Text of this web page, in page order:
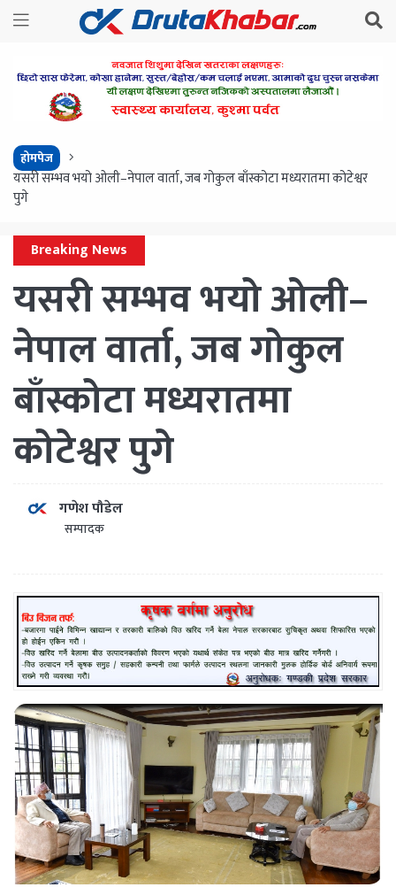
होमपेज
यसरी सम्भव भयो ओली–नेपाल वार्ता, जब गोकुल बाँस्कोटा मध्यरातमा कोटेश्वर
पुगे
Breaking News
यसरी सम्भव भयो ओली–
नेपाल वार्ता, जब गोकुल
बाँस्कोटा मध्यरातमा
कोटेश्वर पुगे
गणेश पौडेल
सम्पादक